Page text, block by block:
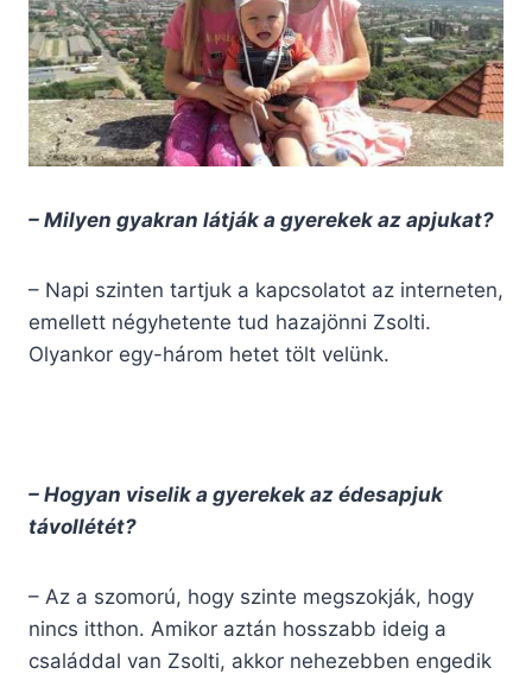
– Milyen gyakran látják a gyerekek az apjukat?
– Napi szinten tartjuk a kapcsolatot az interneten,
emellett négyhetente tud hazajönni Zsolti.
Olyankor egy-három hetet tölt velünk.
– Hogyan viselik a gyerekek az édesapjuk
távollétét?
– Az a szomorú, hogy szinte megszokják, hogy
nincs itthon. Amikor aztán hosszabb ideig a
családdal van Zsolti, akkor nehezebben engedik